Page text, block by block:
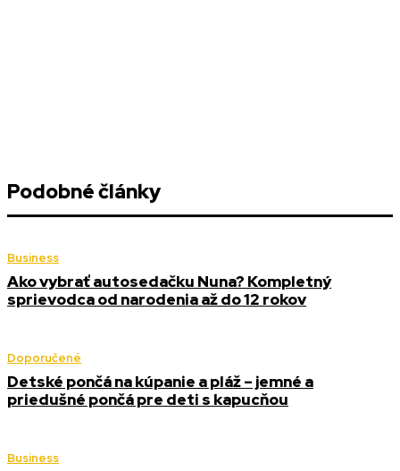
Podobné články
Business
Ako vybrať autosedačku Nuna? Kompletný
sprievodca od narodenia až do 12 rokov
Doporučené
Detské pončá na kúpanie a pláž – jemné a
priedušné pončá pre deti s kapucňou
Business